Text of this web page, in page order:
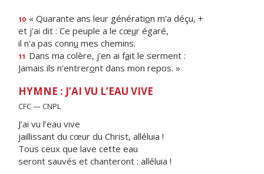
10 « Quarante ans leur génération m'a déçu, +
et j'ai dit : Ce peuple a le cœur égaré,
il n'a pas connu mes chemins.
11 Dans ma colère, j'en ai fait le serment :
Jamais ils n'entreront dans mon repos. »
HYMNE : J’AI VU L’EAU VIVE
CFC — CNPL
J’ai vu l’eau vive
jaillissant du cœur du Christ, alléluia !
Tous ceux que lave cette eau
seront sauvés et chanteront : alléluia !